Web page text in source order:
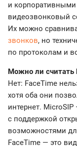
и
видеозвонковый
Их можно
звонков, но
по протоколам и
Можно ли считать
Нет: FaceTime
хотя оба они
интернет.
с поддержкой
возможностями
FaceTime — это